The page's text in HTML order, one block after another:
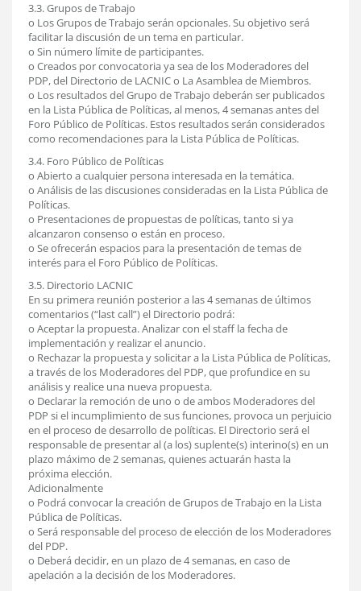
3.3. Grupos de Trabajo
o Los Grupos de Trabajo serán opcionales. Su objetivo será
facilitar la discusión de un tema en particular.
o Sin número límite de participantes.
o Creados por convocatoria ya sea de los Moderadores del
PDP, del Directorio de LACNIC o La Asamblea de Miembros.
o Los resultados del Grupo de Trabajo deberán ser publicados
en la Lista Pública de Políticas, al menos, 4 semanas antes del
Foro Público de Políticas. Estos resultados serán considerados
como recomendaciones para la Lista Pública de Políticas.
3.4. Foro Público de Políticas
o Abierto a cualquier persona interesada en la temática.
o Análisis de las discusiones consideradas en la Lista Pública de
Políticas.
o Presentaciones de propuestas de políticas, tanto si ya
alcanzaron consenso o están en proceso.
o Se ofrecerán espacios para la presentación de temas de
interés para el Foro Público de Políticas.
3.5. Directorio LACNIC
En su primera reunión posterior a las 4 semanas de últimos
comentarios (“last call”) el Directorio podrá:
o Aceptar la propuesta. Analizar con el staff la fecha de
implementación y realizar el anuncio.
o Rechazar la propuesta y solicitar a la Lista Pública de Políticas,
a través de los Moderadores del PDP, que profundice en su
análisis y realice una nueva propuesta.
o Declarar la remoción de uno o de ambos Moderadores del
PDP si el incumplimiento de sus funciones, provoca un perjuicio
en el proceso de desarrollo de políticas. El Directorio será el
responsable de presentar al (a los) suplente(s) interino(s) en un
plazo máximo de 2 semanas, quienes actuarán hasta la
próxima elección.
Adicionalmente
o Podrá convocar la creación de Grupos de Trabajo en la Lista
Pública de Políticas.
o Será responsable del proceso de elección de los Moderadores
del PDP.
o Deberá decidir, en un plazo de 4 semanas, en caso de
apelación a la decisión de los Moderadores.